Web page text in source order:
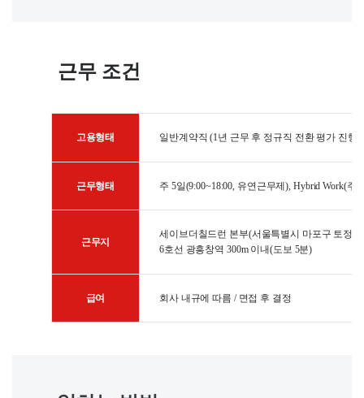
근무 조건
고용형태 일반계약직 (1년 근무 후 정규직 전환 평가 진행)
근무형태 주 5일(9:00~18:00, 유연근무제), Hybrid Work(주
근무지
세이브더칠드런 본부(서울특별시 마포구 토정로
6호선 광흥창역 300m 이내(도보 5분)
급여 회사 내규에 따름 / 면접 후 결정